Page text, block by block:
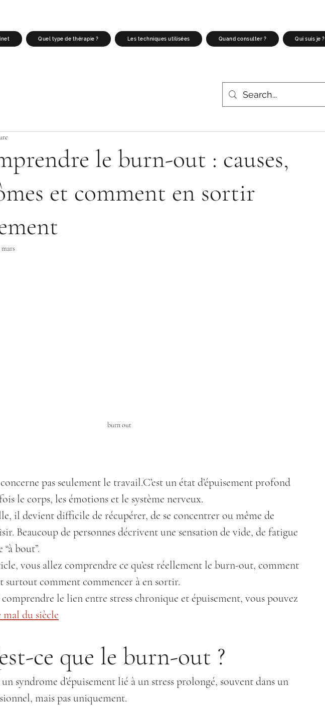
Quel type de thérapie ? Les techniques utilisées Quand consulter ? Qui suis je ?
le burn-out : causes,
et comment en sortir
mars
burn out
pas seulement le travail.C’est un état d’épuisement profond
le corps, les émotions et le système nerveux.
il devient difficile de récupérer, de se concentrer ou même de
Beaucoup de personnes décrivent une sensation de vide, de fatigue
“à bout”.
vous allez comprendre ce qu’est réellement le burn-out, comment
surtout comment commencer à en sortir.
le lien entre stress chronique et épuisement, vous pouvez
mal du siècle
ce que le burn-out ?
syndrome d’épuisement lié à un stress prolongé, souvent dans un
mais pas uniquement.